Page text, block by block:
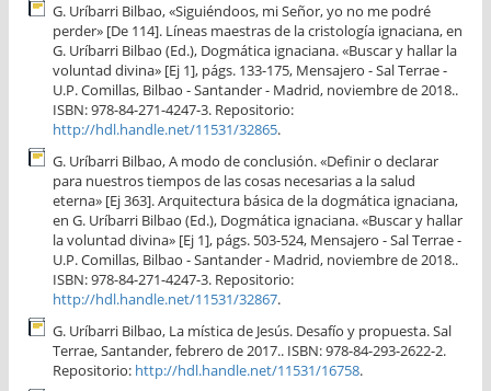
G. Uríbarri Bilbao, «Siguiéndoos, mi Señor, yo no me podré
perder» [De 114]. Líneas maestras de la cristología ignaciana, en
G. Uríbarri Bilbao (Ed.), Dogmática ignaciana. «Buscar y hallar la
voluntad divina» [Ej 1], págs. 133-175, Mensajero - Sal Terrae -
U.P. Comillas, Bilbao - Santander - Madrid, noviembre de 2018..
ISBN: 978-84-271-4247-3. Repositorio:
http://hdl.handle.net/11531/32865.
G. Uríbarri Bilbao, A modo de conclusión. «Definir o declarar
para nuestros tiempos de las cosas necesarias a la salud
eterna» [Ej 363]. Arquitectura básica de la dogmática ignaciana,
en G. Uríbarri Bilbao (Ed.), Dogmática ignaciana. «Buscar y hallar
la voluntad divina» [Ej 1], págs. 503-524, Mensajero - Sal Terrae -
U.P. Comillas, Bilbao - Santander - Madrid, noviembre de 2018..
ISBN: 978-84-271-4247-3. Repositorio:
http://hdl.handle.net/11531/32867.
G. Uríbarri Bilbao, La mística de Jesús. Desafío y propuesta. Sal
Terrae, Santander, febrero de 2017.. ISBN: 978-84-293-2622-2.
Repositorio: http://hdl.handle.net/11531/16758.